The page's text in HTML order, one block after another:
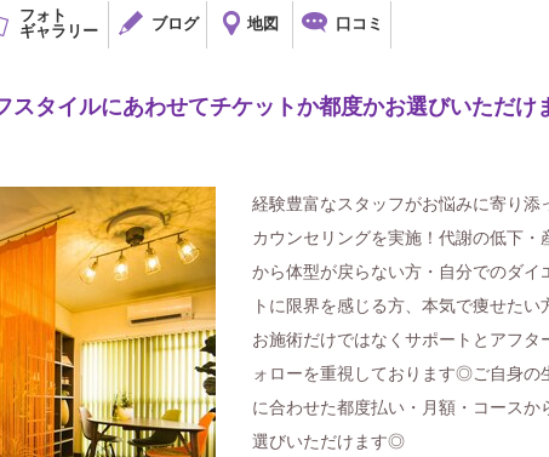
フォト
ギャラリー
ブログ 地図 口コミ
スタイルにあわせてチケットか都度かお選びいただけ
経験豊富なスタッフがお悩みに寄り添
カウンセリングを実施！代謝の低下・
から体型が戻らない方・自分でのダイ
トに限界を感じる方、本気で痩せたい
お施術だけではなくサポートとアフタ
ォローを重視しております◎ご自身の
に合わせた都度払い・月額・コースか
選びいただけます◎